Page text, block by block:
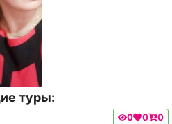
туры:
0 0 0